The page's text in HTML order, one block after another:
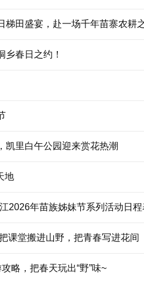
梯田盛宴，赴一场千年苗寨农耕
乡春日之约！
凯里白午公园迎来赏花热潮
地
2026年苗族姊妹节系列活动日
课堂搬进山野，把青春写进花间
略，把春天玩出“野”味~